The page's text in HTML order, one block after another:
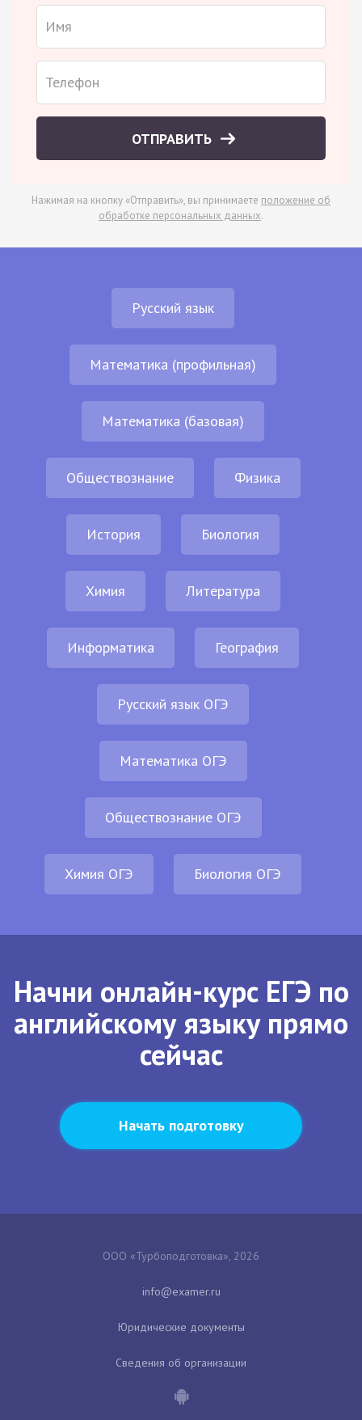
ОТПРАВИТЬ
Нажимая на кнопку «Отправить», вы принимаете положение об
обработке персональных данных.
Русский язык
Математика (профильная)
Математика (базовая)
Обществознание Физика
История Биология
Химия Литература
Информатика География
Русский язык ОГЭ
Математика ОГЭ
Обществознание ОГЭ
Химия ОГЭ Биология ОГЭ
Начни онлайн-курс ЕГЭ по
английскому языку прямо
сейчас
Начать подготовку
ООО «Турбоподготовка», 2026
Юридические документы
Сведения об организации